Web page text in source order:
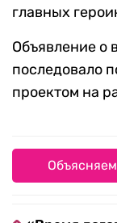
главных
Объявление о
последовало
проектом на